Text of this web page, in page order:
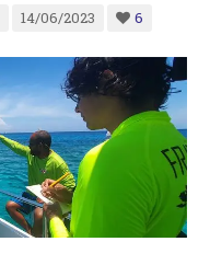
14/06/2023 6